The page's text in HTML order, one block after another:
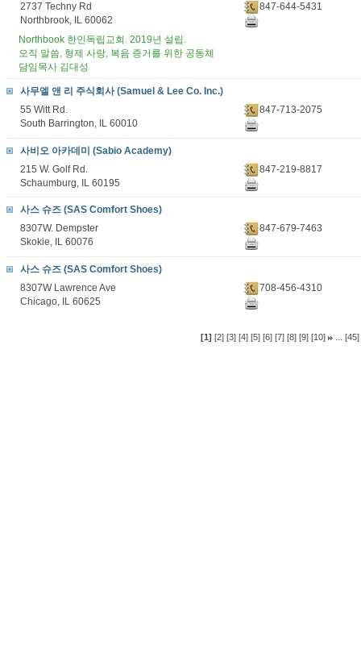
2737 Techny Rd
Northbrook, IL 60062
847-644-5431
Northbook 한인독립교회. 2019년 설립.
오직 말씀, 형제 사랑, 복음 증거를 위한 공동체
담임목사 김대성
사무엘 앤 리 주식회사 (Samuel & Lee Co. Inc.)
55 Witt Rd.
South Barrington, IL 60010
847-713-2075
사비오 아카데미 (Sabio Academy)
215 W. Golf Rd.
Schaumburg, IL 60195
847-219-8817
사스 슈즈 (SAS Comfort Shoes)
8307W. Dempster
Skokie, IL 60076
847-679-7463
사스 슈즈 (SAS Comfort Shoes)
8307W Lawrence Ave
Chicago, IL 60625
708-456-4310
[1] [2] [3] [4] [5] [6] [7] [8] [9] [10] ... [45]